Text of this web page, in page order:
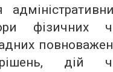
фізичних
дій